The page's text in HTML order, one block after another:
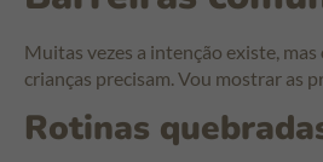
Muitas vezes a intenção existe,
crianças precisam. Vou mostrar as
Rotinas